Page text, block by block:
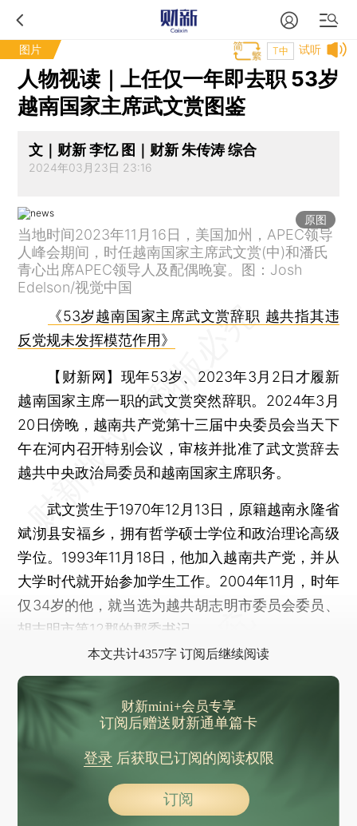
图片 试听
T中
人物视读｜上任仅一年即去职 53岁
越南国家主席武文赏图鉴
文｜财新 李忆 图｜财新 朱传涛 综合
2024年03月23日 23:16
原图
当地时间2023年11月16日，美国加州，APEC领导
人峰会期间，时任越南国家主席武文赏(中)和潘氏
青心出席APEC领导人及配偶晚宴。图：Josh
Edelson/视觉中国
《53岁越南国家主席武文赏辞职 越共指其违
反党规未发挥模范作用》
【财新网】 现年53岁、2023年3月2日才履新
越南国家主席一职的武文赏突然辞职。2024年3月
20日傍晚，越南共产党第十三届中央委员会当天下
午在河内召开特别会议，审核并批准了武文赏辞去
越共中央政治局委员和越南国家主席职务。
武文赏生于1970年12月13日，原籍越南永隆省
斌沏县安福乡，拥有哲学硕士学位和政治理论高级
学位。1993年11月18日，他加入越南共产党，并从
大学时代就开始参加学生工作。2004年11月，时年
仅34岁的他，就当选为越共胡志明市委员会委员、
胡志明市第12郡的郡委书记。
本文共计4357字 订阅后继续阅读
财新mini+会员专享
订阅后赠送财新通单篇卡
登录后获取已订阅的阅读权限
订阅